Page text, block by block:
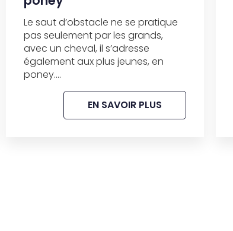
Le saut d’obstacle ne se pratique
pas seulement par les grands,
avec un cheval, il s’adresse
également aux plus jeunes, en
poney....
EN SAVOIR PLUS